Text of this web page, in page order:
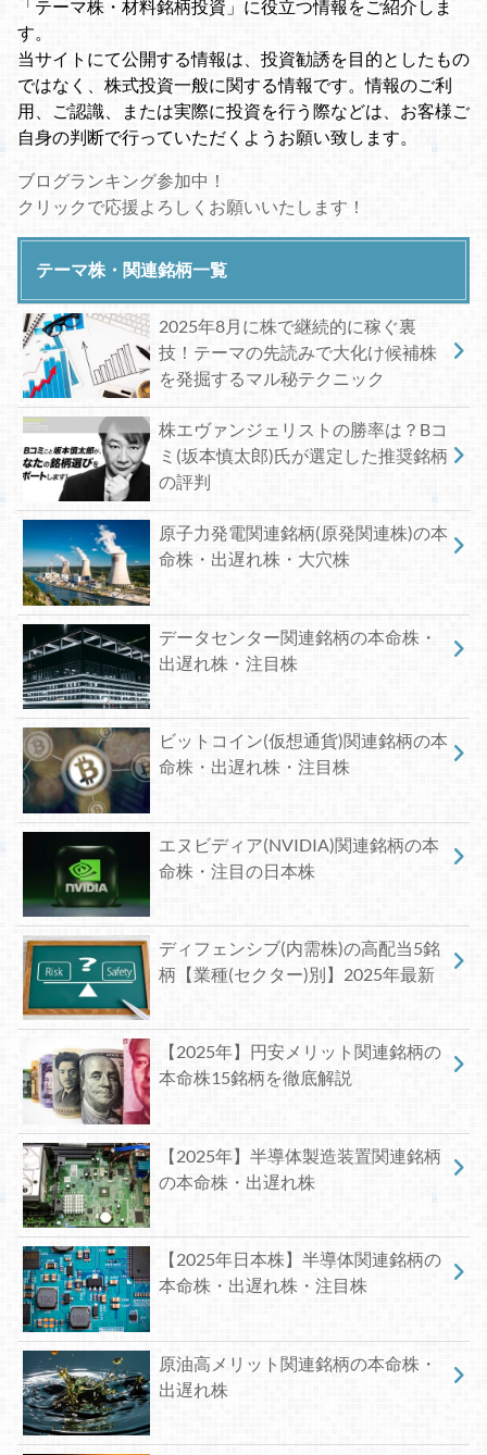
「テーマ株・材料銘柄投資」に役立つ情報をご紹介しま
す。
当サイトにて公開する情報は、投資勧誘を目的としたもの
ではなく、株式投資一般に関する情報です。情報のご利
用、ご認識、または実際に投資を行う際などは、お客様ご
自身の判断で行っていただくようお願い致します。
ブログランキング参加中！
クリックで応援よろしくお願いいたします！
テーマ株・関連銘柄一覧
2025年8月に株で継続的に稼ぐ裏
技！テーマの先読みで大化け候補株
を発掘するマル秘テクニック
株エヴァンジェリストの勝率は？Bコ
ミ(坂本慎太郎)氏が選定した推奨銘柄
の評判
原子力発電関連銘柄(原発関連株)の本
命株・出遅れ株・大穴株
データセンター関連銘柄の本命株・
出遅れ株・注目株
ビットコイン(仮想通貨)関連銘柄の本
命株・出遅れ株・注目株
エヌビディア(NVIDIA)関連銘柄の本
命株・注目の日本株
ディフェンシブ(内需株)の高配当5銘
柄【業種(セクター)別】2025年最新
【2025年】円安メリット関連銘柄の
本命株15銘柄を徹底解説
【2025年】半導体製造装置関連銘柄
の本命株・出遅れ株
【2025年日本株】半導体関連銘柄の
本命株・出遅れ株・注目株
原油高メリット関連銘柄の本命株・
出遅れ株